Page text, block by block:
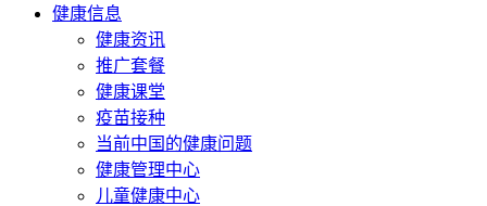
健康信息
健康资讯
推广套餐
健康课堂
疫苗接种
当前中国的健康问题
健康管理中心
儿童健康中心